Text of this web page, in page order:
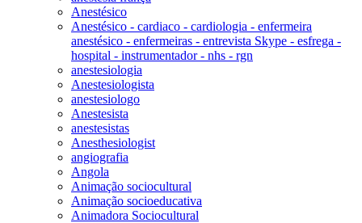
Anestésico
Anestésico - cardiaco - cardiologia - enfermeira
anestésico - enfermeiras - entrevista Skype - esfrega -
hospital - instrumentador - nhs - rgn
anestesiologia
Anestesiologista
anestesiologo
Anestesista
anestesistas
Anesthesiologist
angiografia
Angola
Animação sociocultural
Animação socioeducativa
Animadora Sociocultural